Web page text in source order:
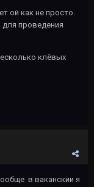
ой как не просто.
проведения
клёвых
в ваканскии я